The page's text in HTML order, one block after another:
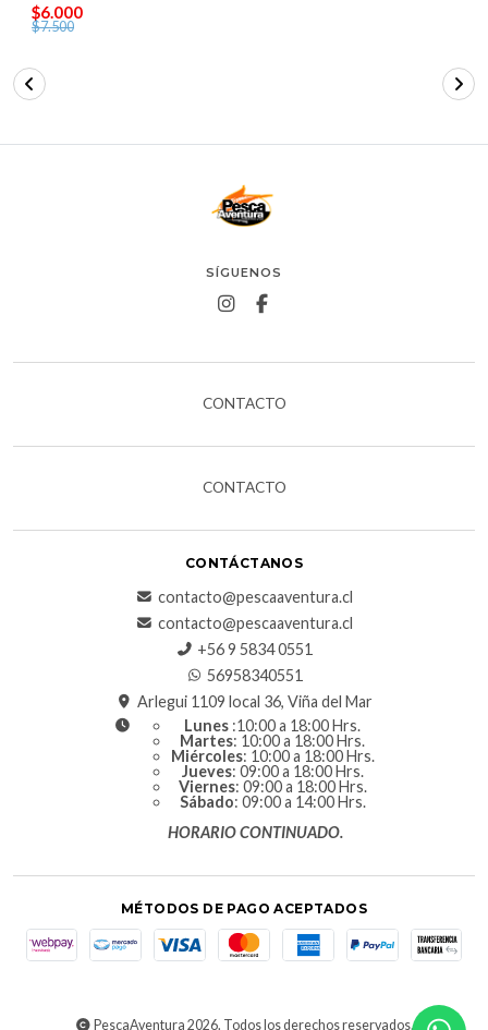
$6.000
$7.500
SÍGUENOS
CONTACTO
CONTACTO
CONTÁCTANOS
contacto@pescaaventura.cl
contacto@pescaaventura.cl
+56 9 5834 0551
56958340551
Arlegui 1109 local 36, Viña del Mar
Lunes :10:00 a 18:00 Hrs.
Martes: 10:00 a 18:00 Hrs.
Miércoles: 10:00 a 18:00 Hrs.
Jueves: 09:00 a 18:00 Hrs.
Viernes: 09:00 a 18:00 Hrs.
Sábado: 09:00 a 14:00 Hrs.
HORARIO CONTINUADO.
MÉTODOS DE PAGO ACEPTADOS
PescaAventura 2026. Todos los derechos reservados.